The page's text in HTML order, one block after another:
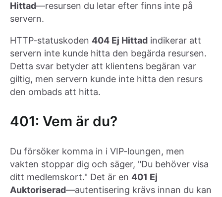
Hittad—resursen du letar efter finns inte på
servern.
HTTP-statuskoden 404 Ej Hittad indikerar att
servern inte kunde hitta den begärda resursen.
Detta svar betyder att klientens begäran var
giltig, men servern kunde inte hitta den resurs
den ombads att hitta.
401: Vem är du?
Du försöker komma in i VIP-loungen, men
vakten stoppar dig och säger, "Du behöver visa
ditt medlemskort." Det är en 401 Ej
Auktoriserad—autentisering krävs innan du kan